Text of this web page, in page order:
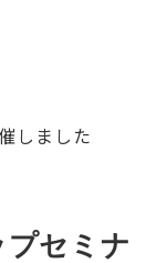
しました
セミナ